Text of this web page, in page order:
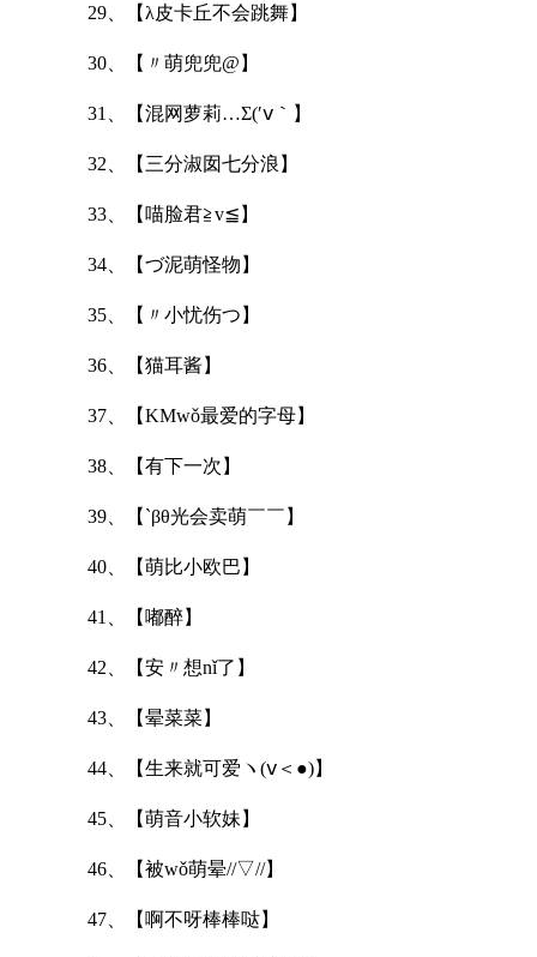
29、【λ皮卡丘不会跳舞】
30、【〃萌兜兜@】
31、【混网萝莉…Σ(′ⅴ｀】
32、【三分淑囡七分浪】
33、【喵脸君≧v≦】
34、【づ泥萌怪物】
35、【〃小忧伤つ】
36、【猫耳酱】
37、【KMwǒ最爱的字母】
38、【有下一次】
39、【`βθ光会卖萌￣￣】
40、【萌比小欧巴】
41、【嘟醉】
42、【安〃想nǐ了】
43、【晕菜菜】
44、【生来就可爱ヽ(ⅴ＜●)】
45、【萌音小软妹】
46、【被wǒ萌晕//▽//】
47、【啊不呀棒棒哒】